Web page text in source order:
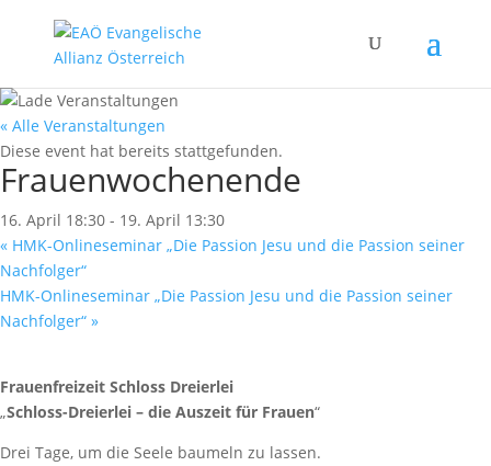
« Alle Veranstaltungen
Diese event hat bereits stattgefunden.
Frauenwochenende
16. April 18:30 - 19. April 13:30
« HMK-Onlineseminar „Die Passion Jesu und die Passion seiner
Nachfolger“
HMK-Onlineseminar „Die Passion Jesu und die Passion seiner
Nachfolger“ »
Frauenfreizeit Schloss Dreierlei
„Schloss-Dreierlei – die Auszeit für Frauen“
Drei Tage, um die Seele baumeln zu lassen.